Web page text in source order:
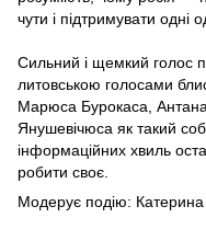
чути і підтримувати одні
Сильний і щемкий голос
литовською голосами
Марюса Бурокаса,
Янушевічюса як такий
інформаційних хвиль
робити своє.
Модерує подію: Катерина